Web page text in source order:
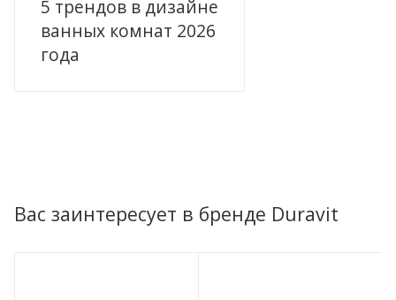
5 трендов в дизайне
ванных комнат 2026
года
Вас заинтересует в бренде Duravit